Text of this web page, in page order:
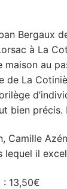
Bergaux
à La
au
de La
bien précis.
Camille
lequel il
13,50€